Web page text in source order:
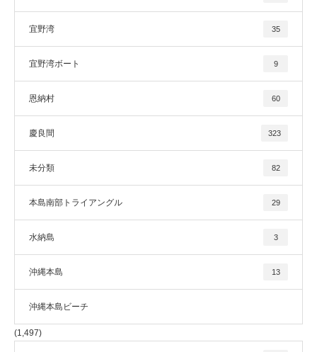
宜野湾 35
宜野湾ボート 9
恩納村 60
慶良間 323
未分類 82
本島南部トライアングル 29
水納島 3
沖縄本島 13
沖縄本島ビーチ
(1,497)